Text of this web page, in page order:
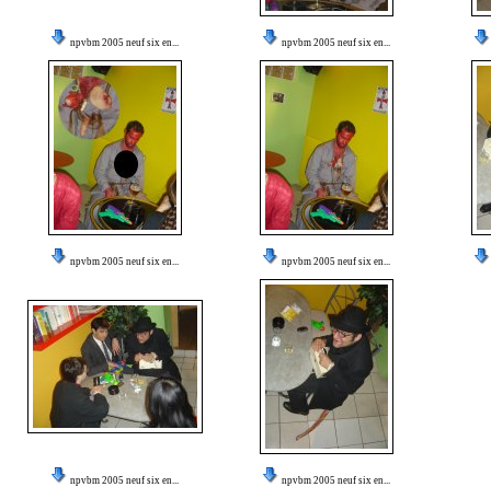
npvbm 2005 neuf six en... npvbm 2005 neuf six en...
npvbm 2005 neuf six en... npvbm 2005 neuf six en...
npvbm 2005 neuf six en... npvbm 2005 neuf six en...